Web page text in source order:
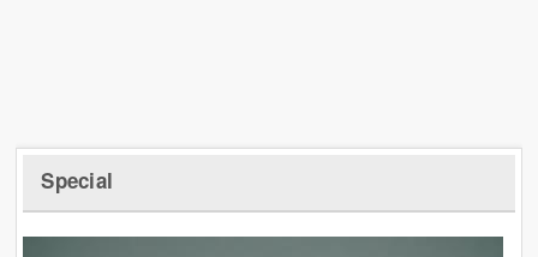
Special